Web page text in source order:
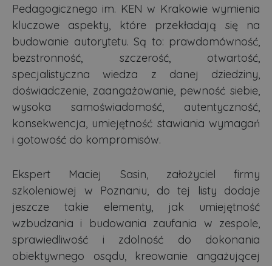
Pedagogicznego im. KEN w Krakowie wymienia
kluczowe aspekty, które przekładają się na
budowanie autorytetu. Są to: prawdomówność,
bezstronność, szczerość, otwartość,
specjalistyczna wiedza z danej dziedziny,
doświadczenie, zaangażowanie, pewność siebie,
wysoka samoświadomość, autentyczność,
konsekwencja, umiejętność stawiania wymagań
i gotowość do kompromisów.
Ekspert Maciej Sasin, założyciel firmy
szkoleniowej w Poznaniu, do tej listy dodaje
jeszcze takie elementy, jak umiejętność
wzbudzania i budowania zaufania w zespole,
sprawiedliwość i zdolność do dokonania
obiektywnego osądu, kreowanie angażującej